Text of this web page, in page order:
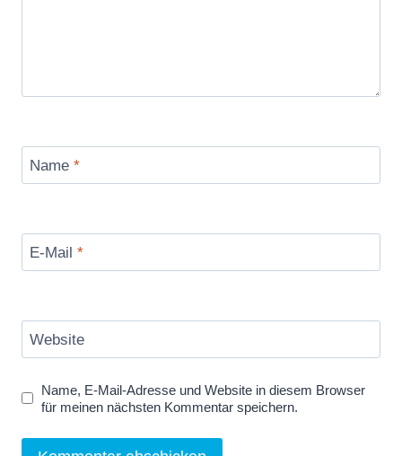
Name *
E-Mail *
Website
Name, E-Mail-Adresse und Website in diesem Browser
für meinen nächsten Kommentar speichern.